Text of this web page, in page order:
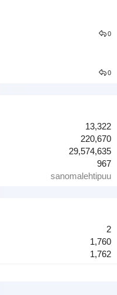
0
0
13,322
220,670
29,574,635
967
sanomalehtipuu
2
1,760
1,762